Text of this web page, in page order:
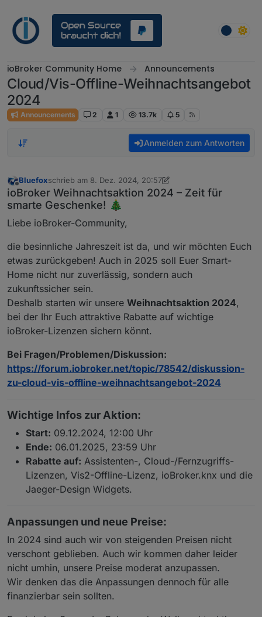
ioBroker Community Home Announcements
Cloud/Vis-Offline-Weihnachtsangebot
2024
Announcements 2 1 13.7k 5
Anmelden zum Antworten
Offline
Bluefoxschrieb am 8. Dez. 2024, 20:57
zuletzt editiert von Bluefox12. März 2025, 18:42
ioBroker Weihnachtsaktion 2024 – Zeit für
smarte Geschenke! 🎄
Liebe ioBroker-Community,
die besinnliche Jahreszeit ist da, und wir möchten Euch
etwas zurückgeben! Auch in 2025 soll Euer Smart-
Home nicht nur zuverlässig, sondern auch
zukunftssicher sein.
Deshalb starten wir unsere Weihnachtsaktion 2024,
bei der Ihr Euch attraktive Rabatte auf wichtige
ioBroker-Lizenzen sichern könnt.
Bei Fragen/Problemen/Diskussion:
https://forum.iobroker.net/topic/78542/diskussion-
zu-cloud-vis-offline-weihnachtsangebot-2024
Wichtige Infos zur Aktion:
Start: 09.12.2024, 12:00 Uhr
Ende: 06.01.2025, 23:59 Uhr
Rabatte auf: Assistenten-, Cloud-/Fernzugriffs-
Lizenzen, Vis2-Offline-Lizenz, ioBroker.knx und die
Jaeger-Design Widgets.
Anpassungen und neue Preise:
In 2024 sind auch wir von steigenden Preisen nicht
verschont geblieben. Auch wir kommen daher leider
nicht umhin, unsere Preise moderat anzupassen.
Wir denken das die Anpassungen dennoch für alle
finanzierbar sein sollten.